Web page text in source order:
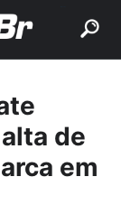
de
em